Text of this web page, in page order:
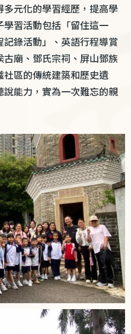
元化的學習經歷，提高學
習活動包括「留住這一
記錄活動」、英語行程導賞
廟、鄧氏宗祠、屏山鄧族
社區的傳統建築和歷史遺
說能力，實為一次難忘的親